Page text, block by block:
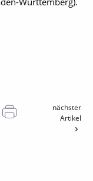
nächster
Artikel